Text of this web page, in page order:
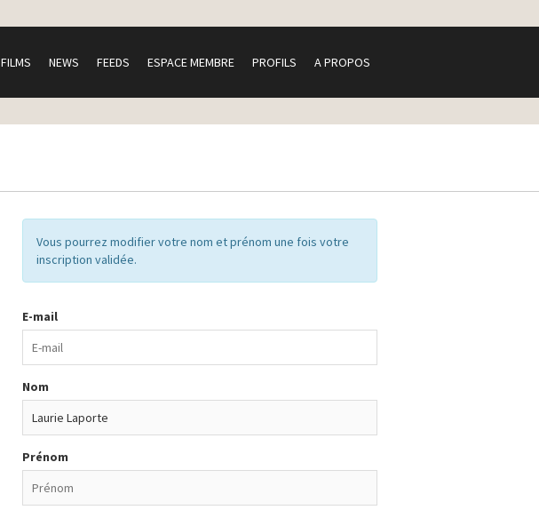
FILMS NEWS FEEDS ESPACE MEMBRE PROFILS A PROPOS
Vous pourrez modifier votre nom et prénom une fois votre
inscription validée.
E-mail
Nom
Prénom